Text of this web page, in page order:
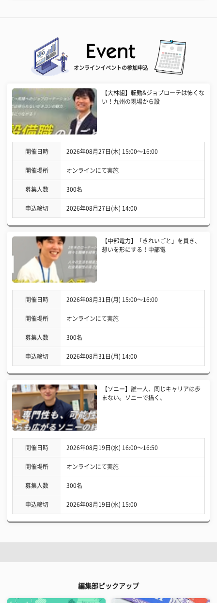
オンラインイベントの参加申込
【大林組】転勤&ジョブローテは怖くな
い！九州の現場から設
開催日時 2026年08月27日(木) 15:00〜16:00
開催場所 オンラインにて実施
募集人数 300名
申込締切 2026年08月27日(木) 14:00
【中部電力】「きれいごと」を貫き、
想いを形にする！中部電
開催日時 2026年08月31日(月) 15:00〜16:00
開催場所 オンラインにて実施
募集人数 300名
申込締切 2026年08月31日(月) 14:00
【ソニー】誰一人、同じキャリアは歩
まない。ソニーで描く、
開催日時 2026年08月19日(水) 16:00〜16:50
開催場所 オンラインにて実施
募集人数 300名
申込締切 2026年08月19日(水) 15:00
編集部ピックアップ